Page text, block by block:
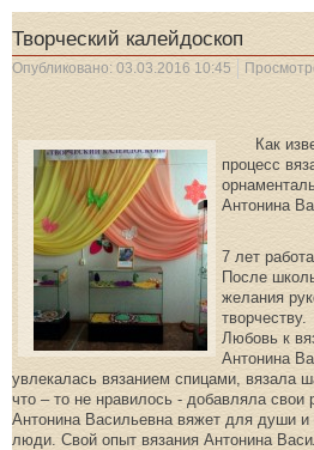
Творческий калейдоскоп
Опубликовано: 03.03.2016 10:45
Как
процесс
Антонина
7 лет
После
желания
творчеству.
Любовь к
Антонина
увлекалась вязанием спицами, вязала
что – то не нравилось - добавляла
Антонина Васильевна вяжет для души
люди. Свой опыт вязания Антонина